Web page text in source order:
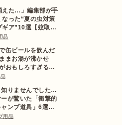
えた…」編集部が手
なった“夏の虫対策
ギア”10選【蚊取り
ーetc.】
品
缶ビールを飲んだ
まお湯が沸かせ
おもしろすぎるギ
のキャンプギア】
知りませんでした…
が驚いた「衝撃的
ンプ道具」6選
年版】
用品